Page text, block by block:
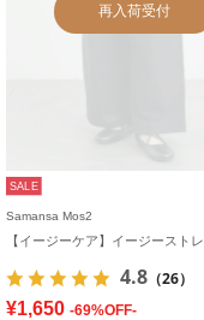
再入荷受付
SALE
Samansa Mos2
4.8 （26）
¥1,650 -69%OFF-